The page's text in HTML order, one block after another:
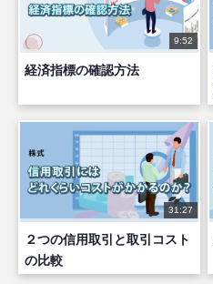
9:52
経済指標の確認方法
31:27
２つの信用取引と取引コスト
の比較